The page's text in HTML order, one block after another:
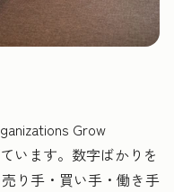
Grow
います。数字ばかりを
り手・買い手・働き手